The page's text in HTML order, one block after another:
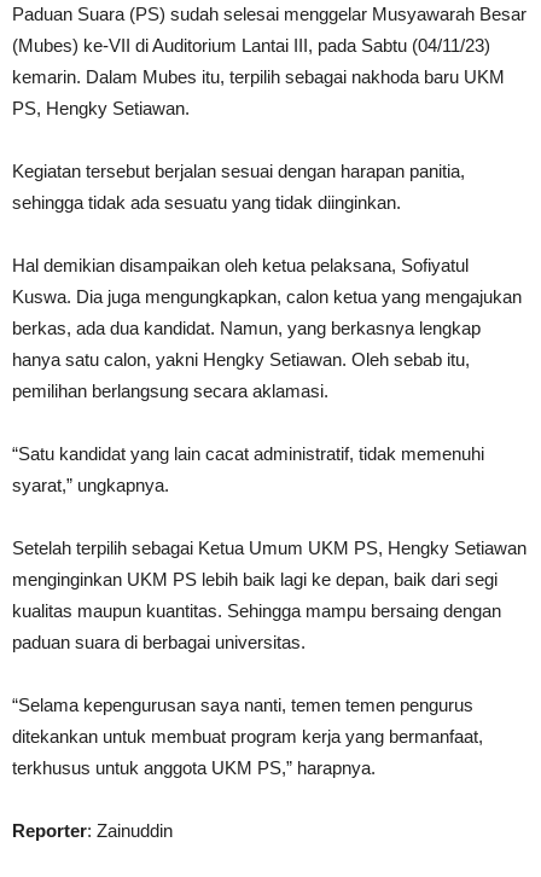
Paduan Suara (PS) sudah selesai menggelar Musyawarah Besar
(Mubes) ke-VII di Auditorium Lantai III, pada Sabtu (04/11/23)
kemarin. Dalam Mubes itu, terpilih sebagai nakhoda baru UKM
PS, Hengky Setiawan.
Kegiatan tersebut berjalan sesuai dengan harapan panitia,
sehingga tidak ada sesuatu yang tidak diinginkan.
Hal demikian disampaikan oleh ketua pelaksana, Sofiyatul
Kuswa. Dia juga mengungkapkan, calon ketua yang mengajukan
berkas, ada dua kandidat. Namun, yang berkasnya lengkap
hanya satu calon, yakni Hengky Setiawan. Oleh sebab itu,
pemilihan berlangsung secara aklamasi.
“Satu kandidat yang lain cacat administratif, tidak memenuhi
syarat,” ungkapnya.
Setelah terpilih sebagai Ketua Umum UKM PS, Hengky Setiawan
menginginkan UKM PS lebih baik lagi ke depan, baik dari segi
kualitas maupun kuantitas. Sehingga mampu bersaing dengan
paduan suara di berbagai universitas.
“Selama kepengurusan saya nanti, temen temen pengurus
ditekankan untuk membuat program kerja yang bermanfaat,
terkhusus untuk anggota UKM PS,” harapnya.
Reporter: Zainuddin